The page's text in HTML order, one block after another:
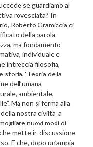
se guardiamo al
rovesciata? In
Roberto Gramiccia ci
della parola
ma fondamento
individuale e
intreccia filosofia,
storia, ‘Teoria della
dell’umana
ambientale,
Ma non si ferma alla
nostra civiltà, a
nuovi modi di
mette in discussione
E che, dopo un’ampia